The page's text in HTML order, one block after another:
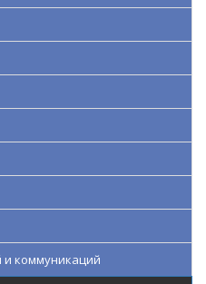
и коммуникаций